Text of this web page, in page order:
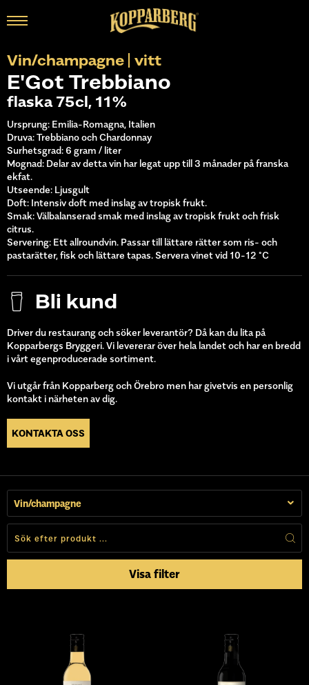
Vin/champagne vitt
E'Got Trebbiano
flaska 75cl, 11%
Ursprung: Emilia-Romagna, Italien
Druva: Trebbiano och Chardonnay
Surhetsgrad: 6 gram / liter
Mognad: Delar av detta vin har legat upp till3 månader på franska
ekfat.
Utseende: Ljusgult
Doft: Intensiv doft med inslag av tropisk frukt.
Smak: Välbalanserad smak med inslag av tropisk frukt och frisk
citrus.
Servering: Ett allroundvin. Passar till lättare rätter som ris- och
pastarätter, fisk och lättare tapas.Servera vinet vid 10-12 °C
Bli kund
Driver du restaurang och söker leverantör? Då kan du lita på
Kopparbergs Bryggeri. Vi levererar över hela landet och har en bredd
i vårt egenproducerade sortiment.
Vi utgår från Kopparberg och Örebro men har givetvis en personlig
kontakt i närheten av dig.
KONTAKTA OSS
Vin/champagne
Visa filter